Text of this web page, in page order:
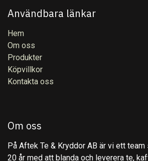
Användbara länkar
Hem
Om oss
Produkter
Köpvillkor
Kontakta oss
Om oss
På Aftek Te & Kryddor AB är vi ett
20 år med att blanda och leverera te,